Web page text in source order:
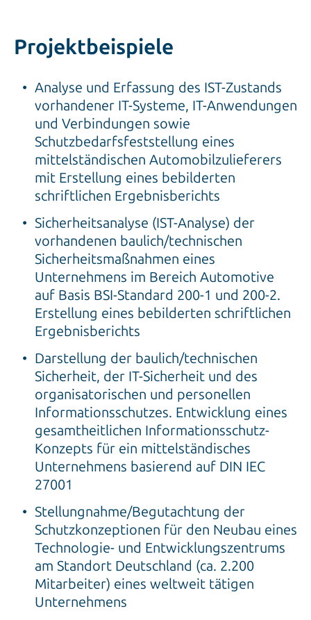
Projektbeispiele
Analyse und Erfassung des IST-Zustands
vorhandener IT-Systeme, IT-Anwendungen
und Verbindungen sowie
Schutzbedarfsfeststellung eines
mittelständischen Automobilzulieferers
mit Erstellung eines bebilderten
schriftlichen Ergebnisberichts
Sicherheitsanalyse (IST-Analyse) der
vorhandenen baulich/technischen
Sicherheitsmaßnahmen eines
Unternehmens im Bereich Automotive
auf Basis BSI-Standard 200-1 und 200-2.
Erstellung eines bebilderten schriftlichen
Ergebnisberichts
Darstellung der baulich/technischen
Sicherheit, der IT-Sicherheit und des
organisatorischen und personellen
Informationsschutzes. Entwicklung eines
gesamtheitlichen Informationsschutz-
Konzepts für ein mittelständisches
Unternehmens basierend auf DIN IEC
27001
Stellungnahme/Begutachtung der
Schutzkonzeptionen für den Neubau eines
Technologie- und Entwicklungszentrums
am Standort Deutschland (ca. 2.200
Mitarbeiter) eines weltweit tätigen
Unternehmens